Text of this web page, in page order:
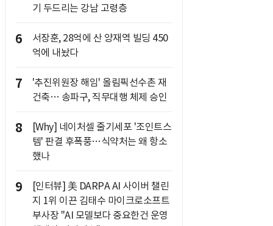
기 두드리는 강남 고령층
6
서장훈, 28억에 산 양재역 빌딩 450
억에 내놨다
7
'추진위원장 해임' 올림픽선수촌 재
건축… 송파구, 직무대행 체제 승인
8
[Why] 네이처셀 줄기세포 '조인트스
템' 판결 후폭풍…식약처는 왜 항소
했나
9
[인터뷰] 美 DARPA AI 사이버 챌린
지 1위 이끈 김태수 마이크로소프트
부사장 "AI 모델보다 중요한건 운영